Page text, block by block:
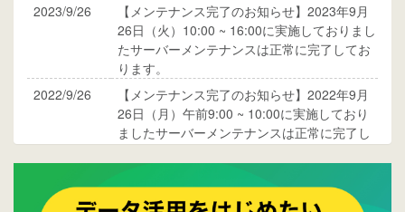
2023/9/26
【メンテナンス完了のお知らせ】2023年9月
26日（火）10:00 ~ 16:00に実施しておりまし
たサーバーメンテナンスは正常に完了してお
ります。
2022/9/26
【メンテナンス完了のお知らせ】2022年9月
26日（月）午前9:00 ~ 10:00に実施しており
ましたサーバーメンテナンスは正常に完了し
ご覧ください。